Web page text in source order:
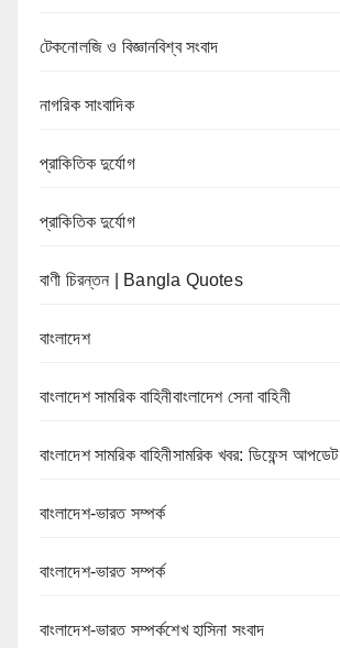
টেকনোলজি ও বিজ্ঞানবিশ্ব সংবাদ
নাগরিক সাংবাদিক
প্রাকিতিক দুর্যোগ
প্রাকিতিক দুর্যোগ
বাণী চিরন্তন | Bangla Quotes
বাংলাদেশ
বাংলাদেশ সামরিক বাহিনীবাংলাদেশ সেনা বাহিনী
বাংলাদেশ সামরিক বাহিনীসামরিক খবর: ডিফেন্স আপডেট
বাংলাদেশ-ভারত সম্পর্ক
বাংলাদেশ-ভারত সম্পর্ক
বাংলাদেশ-ভারত সম্পর্কশেখ হাসিনা সংবাদ